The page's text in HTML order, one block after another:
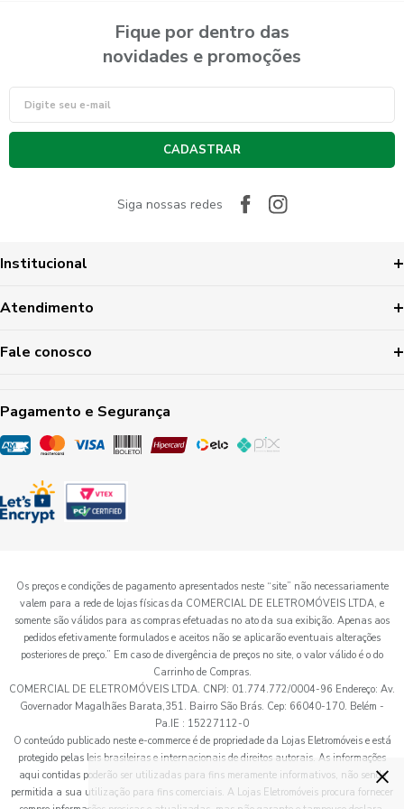
Fique por dentro das
novidades e promoções
CADASTRAR
Siga nossas redes
Institucional
Atendimento
Fale conosco
Pagamento e Segurança
Os preços e condições de pagamento apresentados neste “site” não necessariamente
valem para a rede de lojas físicas da COMERCIAL DE ELETROMÓVEIS LTDA, e
somente são válidos para as compras efetuadas no ato da sua exibição. Apenas aos
pedidos efetivamente formulados e aceitos não se aplicarão eventuais alterações
posteriores de preço.” Em caso de divergência de preços no site, o valor válido é o do
Carrinho de Compras.
COMERCIAL DE ELETROMÓVEIS LTDA. CNPJ: 01.774.772/0004-96 Endereço: Av.
Governador Magalhães Barata,351. Bairro São Brás. Cep: 66040-170. Belém -
Pa.IE : 15227112-0
O conteúdo publicado neste e-commerce é de propriedade da Lojas Eletromóveis e está
protegido pelas leis brasileiras e internacionais de direitos autorais. As informações
aqui contidas poderão ser utilizadas para fins meramente informativos, não sendo
permitida a sua utilização para fins comerciais. A Lojas Eletromóveis procura fornecer
×